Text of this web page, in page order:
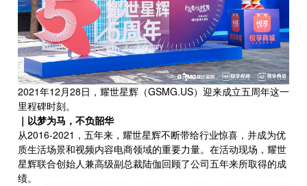
2021年12月28日，耀世星辉（GSMG.US）迎来成立五周年这一
里程碑时刻。
｜ 以梦为马，不负韶华
从2016-2021，五年来，耀世星辉不断带给行业惊喜，并成为优
质生活场景和视频内容电商领域的重要力量。在活动现场，耀世
星辉联合创始人兼高级副总裁陆伽回顾了公司五年来所取得的成
绩。